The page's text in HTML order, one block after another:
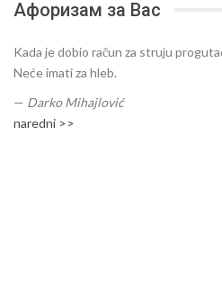
Афоризам за Вас
Kada je dobio račun za struju
Neće imati za hleb.
— Darko Mihajlović
naredni >>